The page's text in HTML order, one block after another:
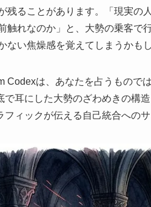
残ることがあります。「現実の
触れなのか」と、大勢の乗客で
ない焦燥感を覚えてしまうかも
Codexは、あなたを占うもので
で耳にした大勢のざわめきの構
フィックが伝える自己統合への